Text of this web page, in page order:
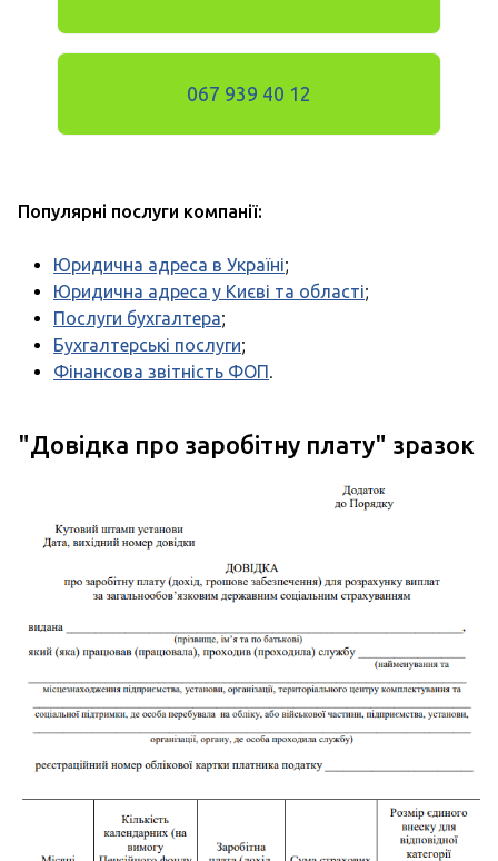
067 939 40 12
Популярні послуги компанії:
Юридична адреса в Україні;
Юридична адреса у Києві та області;
Послуги бухгалтера;
Бухгалтерські послуги;
Фінансова звітність ФОП.
"Довідка про заробітну плату" зразок